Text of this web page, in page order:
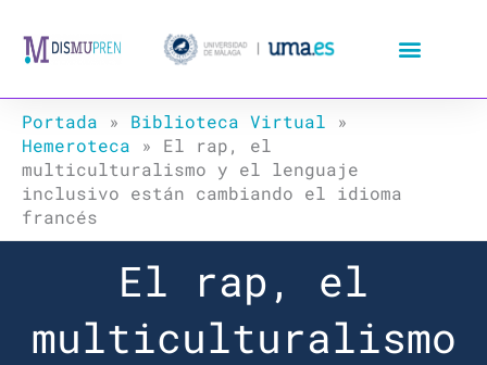
Portada » Biblioteca Virtual »
Hemeroteca » El rap, el
multiculturalismo y el lenguaje
inclusivo están cambiando el idioma
francés
El rap, el
multiculturalismo